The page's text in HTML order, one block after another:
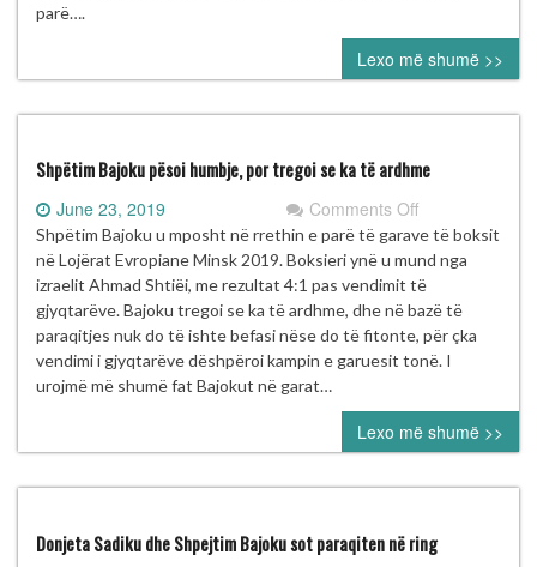
ishte
kundër
saj
parë….
Lexo më shumë >>
Shpëtim Bajoku pësoi humbje, por tregoi se ka të ardhme
June 23, 2019 Comments Offon
Shpëtim
Bajoku
pësoi
humbje,
por
tregoi
ka
të
ardhme
Shpëtim Bajoku u mposht në rrethin e parë të garave të boksit
në Lojërat Evropiane Minsk 2019. Boksieri ynë u mund nga
izraelit Ahmad Shtiëi, me rezultat 4:1 pas vendimit të
gjyqtarëve. Bajoku tregoi se ka të ardhme, dhe në bazë të
paraqitjes nuk do të ishte befasi nëse do të fitonte, për çka
vendimi i gjyqtarëve dëshpëroi kampin e garuesit tonë. I
urojmë më shumë fat Bajokut në garat…
Lexo më shumë >>
Donjeta Sadiku dhe Shpejtim Bajoku sot paraqiten në ring